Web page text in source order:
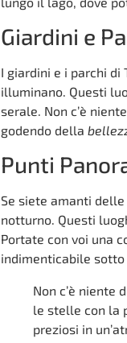
Giardini e
I giardini e i parchi
illuminano. Questi
serale. Non c’è
godendo della
Punti
Se siete amanti
notturno. Questi
Portate con voi una
indimenticabile
Non c’è niente
le stelle con la
preziosi in